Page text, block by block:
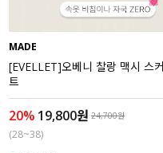
세트할인 ~30%
하객룩
살안타템
MADE
[EVELLET]오베니 찰랑 맥시 스커
트
20% 19,800원 24,700원
(28~38)